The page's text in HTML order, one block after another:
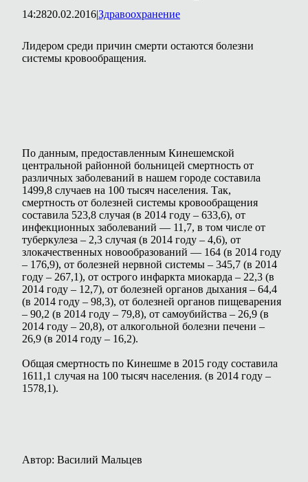
14:2820.02.2016|Здравоохранение
Лидером среди причин смерти остаются болезни
системы кровообращения.
По данным, предоставленным Кинешемской
центральной районной больницей смертность от
различных заболеваний в нашем городе составила
1499,8 случаев на 100 тысяч населения. Так,
смертность от болезней системы кровообращения
составила 523,8 случая (в 2014 году – 633,6), от
инфекционных заболеваний — 11,7, в том числе от
туберкулеза – 2,3 случая (в 2014 году – 4,6), от
злокачественных новообразований — 164 (в 2014 году
– 176,9), от болезней нервной системы – 345,7 (в 2014
году – 267,1), от острого инфаркта миокарда – 22,3 (в
2014 году – 12,7), от болезней органов дыхания – 64,4
(в 2014 году – 98,3), от болезней органов пищеварения
– 90,2 (в 2014 году – 79,8), от самоубийства – 26,9 (в
2014 году – 20,8), от алкогольной болезни печени –
26,9 (в 2014 году – 16,2).
Общая смертность по Кинешме в 2015 году составила
1611,1 случая на 100 тысяч населения. (в 2014 году –
1578,1).
Автор: Василий Мальцев